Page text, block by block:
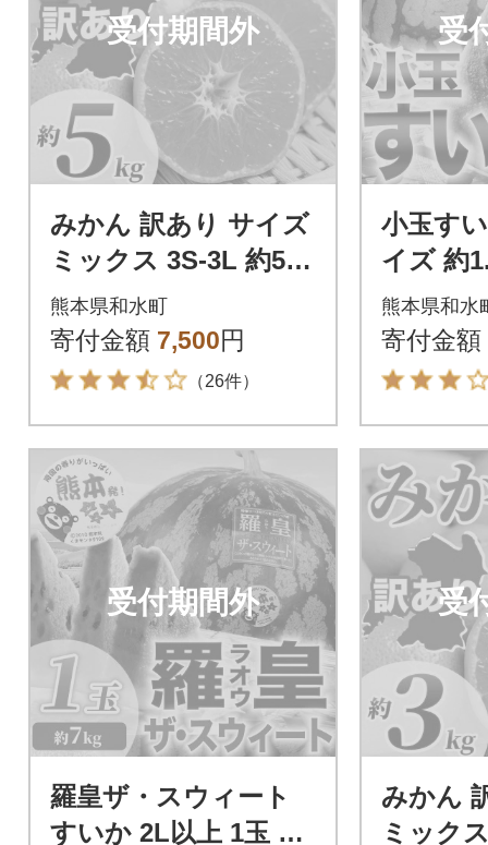
受付期間外
みかん 訳あり サイズ
ミックス 3S-3L 約5kg
(和水町)
熊本県和水町
寄付金額 7,500円
（26件）
受
小玉す
イズ 約
水町)
熊本県和水
寄付金額
受付期間外
羅皇ザ・スウィート
すいか 2L以上 1玉 約
受
みかん
ミック